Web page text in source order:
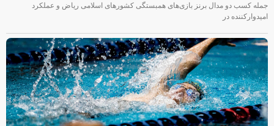
جمله کسب دو مدال برنز بازی‌های همبستگی کشورهای اسلامی ریاض و عملکرد
امیدوارکننده در